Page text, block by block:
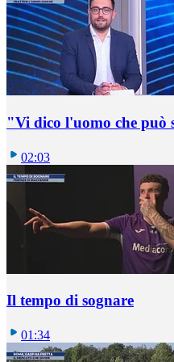
"Vi dico l'uomo che può
02:03
Il tempo di sognare
01:34